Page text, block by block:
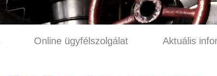
Online ügyfélszolgálat Aktuális